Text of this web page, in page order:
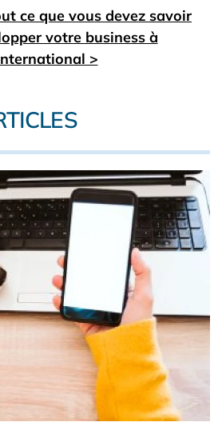
ce que vous devez savoir
votre business à
>